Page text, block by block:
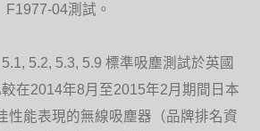
F1977-04測試。
5.2, 5.3, 5.9 標準吸塵測試於英國
較在2014年8月至2015年2月期間日本
性能表現的無線吸塵器（品牌排名資